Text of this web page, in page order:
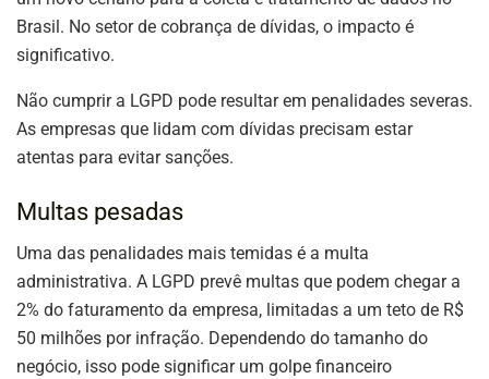
Brasil. No setor de cobrança de dívidas, o impacto é
significativo.
Não cumprir a LGPD pode resultar em penalidades severas.
As empresas que lidam com dívidas precisam estar
atentas para evitar sanções.
Multas pesadas
Uma das penalidades mais temidas é a multa
administrativa. A LGPD prevê multas que podem chegar a
2% do faturamento da empresa, limitadas a um teto de R$
50 milhões por infração. Dependendo do tamanho do
negócio, isso pode significar um golpe financeiro